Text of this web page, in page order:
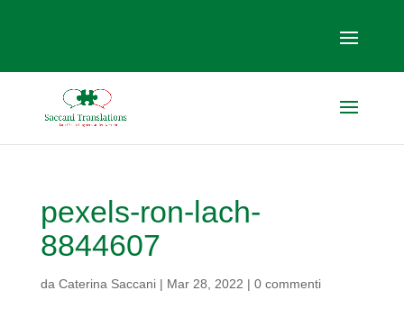
pexels-ron-lach-
8844607
da Caterina Saccani| Mar 28, 2022 | 0 commenti